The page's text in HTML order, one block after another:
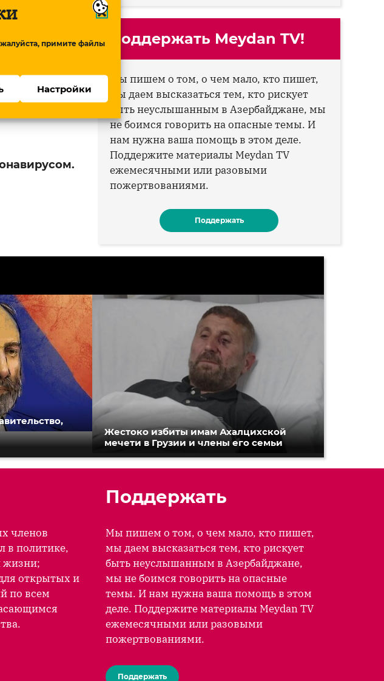
примите файлы
Настройки
в
v-
Поддержать Meydan TV!
Мы пишем о том, о чем мало, кто пишет,
мы даем высказаться тем, кто рискует
быть неуслышанным в Азербайджане, мы
не боимся говорить на опасные темы. И
нам нужна ваша помощь в этом деле.
Поддержите материалы Meydan TV
ежемесячными или разовыми
пожертвованиями.
Поддержать
Жестоко избиты имам Ахалцихской
мечети в Грузии и члены его семьи
членов
в политике,
жизни;
открытых и
по всем
Поддержать
Мы пишем о том, о чем мало, кто пишет,
мы даем высказаться тем, кто рискует
быть неуслышанным в Азербайджане,
мы не боимся говорить на опасные
темы. И нам нужна ваша помощь в этом
деле. Поддержите материалы Meydan TV
ежемесячными или разовыми
пожертвованиями.
Поддержать